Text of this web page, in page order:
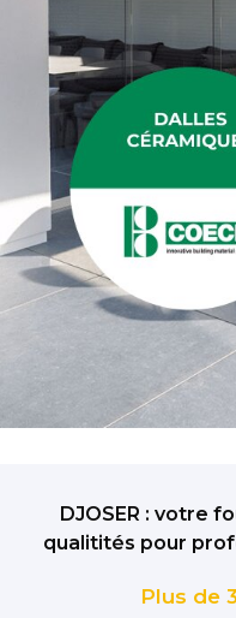
DJOSER : votre
qualitités pour
Plus de